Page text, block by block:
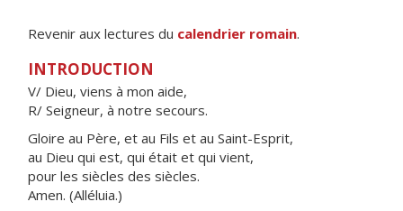
Revenir aux lectures du calendrier romain.
INTRODUCTION
V/ Dieu, viens à mon aide,
R/ Seigneur, à notre secours.
Gloire au Père, et au Fils et au Saint-Esprit,
au Dieu qui est, qui était et qui vient,
pour les siècles des siècles.
Amen. (Alléluia.)